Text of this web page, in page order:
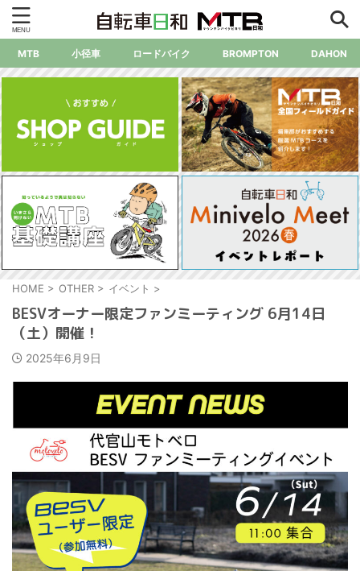
MTB 小径車 ロードバイク BROMPTON DAHON
HOME > OTHER > イベント >
BESVオーナー限定ファンミーティング 6月14日
（土）開催！
2025年6月9日